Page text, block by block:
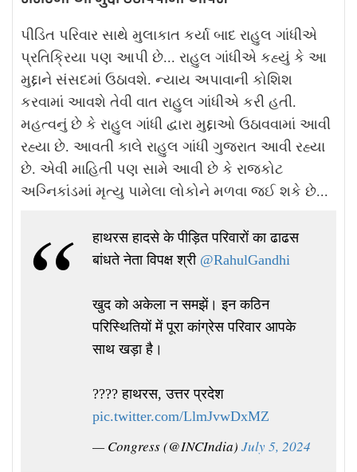
પીડિત પરિવાર સાથે મુલાકાત કર્યા બાદ રાહુલ ગાંધીએ
પ્રતિક્રિયા પણ આપી છે... રાહુલ ગાંધીએ કહ્યું કે આ
મુદ્દાને સંસદમાં ઉઠાવશે. ન્યાય અપાવાની કોશિશ
કરવામાં આવશે તેવી વાત રાહુલ ગાંધીએ કરી હતી.
મહત્વનું છે કે રાહુલ ગાંધી દ્વારા મુદ્દાઓ ઉઠાવવામાં આવી
રહ્યા છે. આવતી કાલે રાહુલ ગાંધી ગુજરાત આવી રહ્યા
છે. એવી માહિતી પણ સામે આવી છે કે રાજકોટ
અગ્નિકાંડમાં મૃત્યુ પામેલા લોકોને મળવા જઈ શકે છે...
हाथरस हादसे के पीड़ित परिवारों का ढाढस
बांधते नेता विपक्ष श्री @RahulGandhi
खुद को अकेला न समझें। इन कठिन
परिस्थितियों में पूरा कांग्रेस परिवार आपके
साथ खड़ा है।
???? हाथरस, उत्तर प्रदेश
pic.twitter.com/LlmJvwDxMZ
— Congress (@INCIndia) July 5, 2024